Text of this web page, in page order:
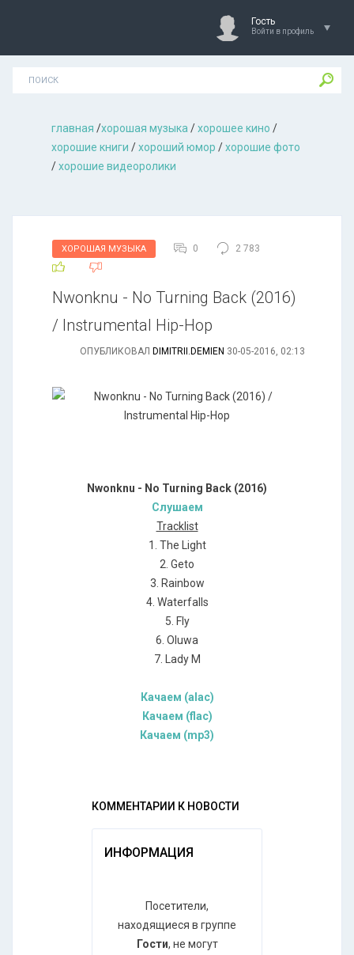
Гость
Войти в профиль
главная /хорошая музыкa /хорошее кино /
хорошие книги /хороший юмор /хорошие фото
/хорошие видеоролики
ХОРОШАЯ МУЗЫКА 0 2 783
Nwonknu - No Turning Back (2016)
/ Instrumental Hip-Hop
ОПУБЛИКОВАЛ DIMITRII.DEMIEN 30-05-2016, 02:13
Nwonknu - No Turning Back (2016)
Слушаем
Tracklist
1. The Light
2. Geto
3. Rainbow
4. Waterfalls
5. Fly
6. Oluwa
7. Lady M
Качаем (alac)
Качаем (flac)
Качаем (mp3)
КОММЕНТАРИИ К НОВОСТИ
ИНФОРМАЦИЯ
Посетители,
находящиеся в группе
Гости, не могут